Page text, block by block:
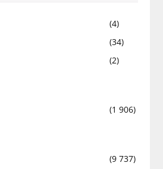
(4)
(34)
(2)
(1 906)
(9 737)